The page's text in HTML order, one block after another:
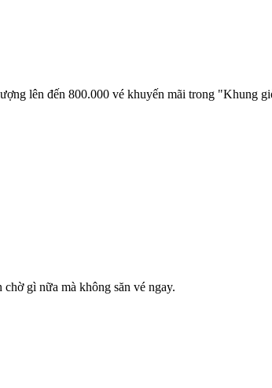
lên đến 800.000 vé khuyến mãi trong "Khung
gì nữa mà không săn vé ngay.